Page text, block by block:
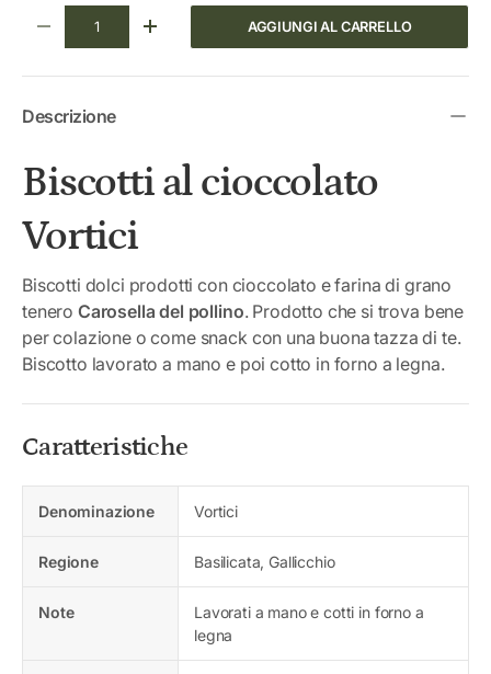
DIMINUIRE LA QUANTITÀAUMENTA LA QUANTITÀAGGIUNGI AL CARRELLO
Descrizione
Biscotti al cioccolato
Vortici
Biscotti dolci prodotti con cioccolato e farina di grano
tenero Carosella del pollino. Prodotto che si trova bene
per colazione o come snack con una buona tazza di te.
Biscotto lavorato a mano e poi cotto in forno a legna.
Caratteristiche
Denominazione Vortici
Regione Basilicata, Gallicchio
Note
Lavorati a mano e cotti in forno a
legna